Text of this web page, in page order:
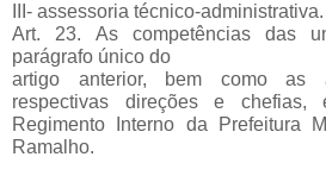
III- assessoria técnico-administrativa.
Art. 23. As competências das
parágrafo único do
artigo anterior, bem como as
respectivas direções e chefias,
Regimento Interno da Prefeitura
Ramalho.